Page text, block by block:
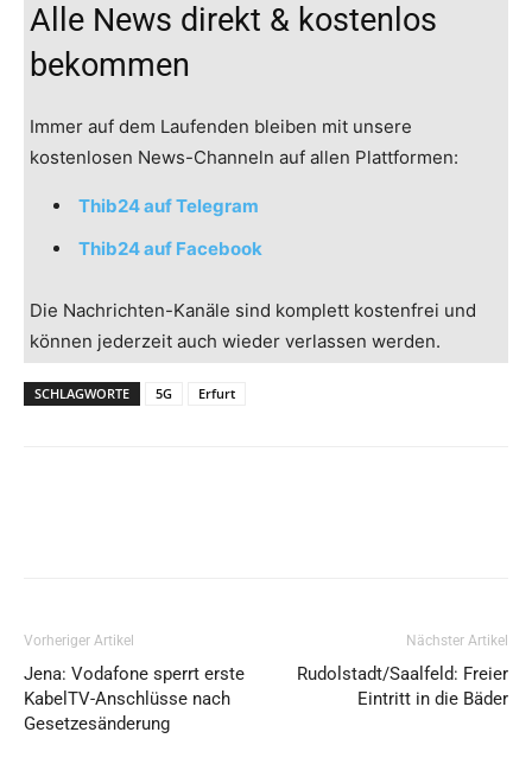
Alle News direkt & kostenlos
bekommen
Immer auf dem Laufenden bleiben mit unsere
kostenlosen News-Channeln auf allen Plattformen:
Thib24 auf Telegram
Thib24 auf Facebook
Die Nachrichten-Kanäle sind komplett kostenfrei und
können jederzeit auch wieder verlassen werden.
SCHLAGWORTE 5G Erfurt
Vorheriger Artikel
Jena: Vodafone sperrt erste
KabelTV-Anschlüsse nach
Gesetzesänderung
Nächster Artikel
Rudolstadt/Saalfeld: Freier
Eintritt in die Bäder